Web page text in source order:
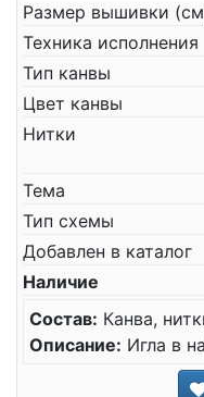
Размер вышивки
Техника исполнения
Тип канвы
Цвет канвы
Нитки
Тема
Тип схемы
Добавлен в каталог
Наличие
Состав: Канва,
Описание: Игла в